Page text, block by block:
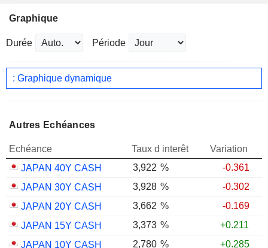
Graphique
Durée Période
: Graphique dynamique
Autres Echéances
Echéance Taux d interêt
Variation
JAPAN 40Y CASH
3,922 %
-0.361
JAPAN 30Y CASH
3,928 %
-0.302
JAPAN 20Y CASH
3,662 %
-0.169
JAPAN 15Y CASH
3,373 %
+0.211
JAPAN 10Y CASH
2,780 % +0.285